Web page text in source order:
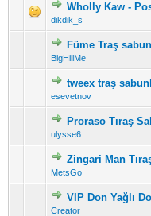
Wholly Kaw -
dikdik_s
Füme Traş
BigHillMe
tweex traş
esevetnov
Proraso Tıraş
ulysse6
Zingari Man
MetsGo
VIP Don Yağlı
Creator